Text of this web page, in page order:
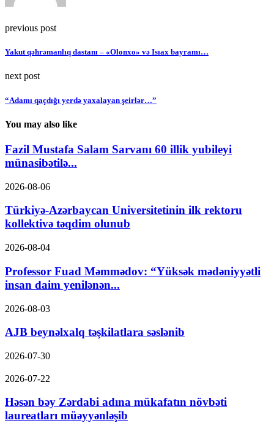
previous post
Yakut qəhrəmanlıq dastanı – «Olonxo» və Isıax bayramı…
next post
“Adamı qaçdığı yerdə yaxalayan şeirlər…”
You may also like
Fazil Mustafa Salam Sarvanı 60 illik yubileyi
münasibətilə...
2026-08-06
Türkiyə-Azərbaycan Universitetinin ilk rektoru
kollektivə təqdim olunub
2026-08-04
Professor Fuad Məmmədov: “Yüksək mədəniyyətli
insan daim yenilənən...
2026-08-03
AJB beynəlxalq təşkilatlara səslənib
2026-07-30
2026-07-22
Həsən bəy Zərdabi adına mükafatın növbəti
laureatları müəyyənləşib